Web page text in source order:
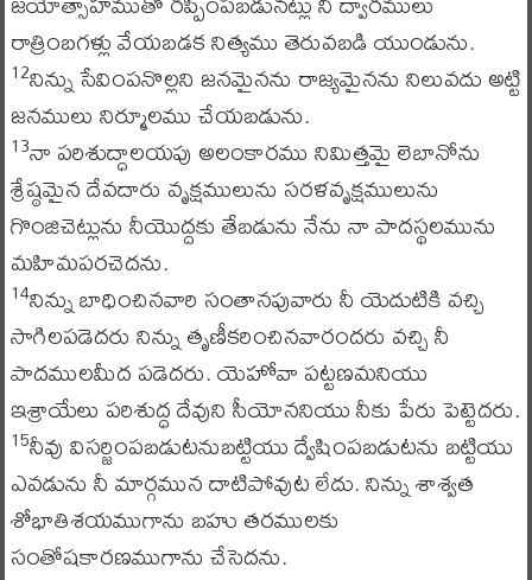
రాత్రింబగళ్లు వేయబడక నిత్యము తెరువబడి యుండును.
12నిన్ను సేవింపనొల్లని జనమైనను రాజ్యమైనను నిలువదు అట్టి
జనములు నిర్మూలము చేయబడును.
13నా పరిశుద్ధాలయపు అలంకారము నిమిత్తమై లెబానోను
శ్రేష్ఠమైన దేవదారు వృక్షములును సరళవృక్షములును
గొంజిచెట్లును నీయొద్దకు తేబడును నేను నా పాదస్థలమును
మహిమపరచెదను.
14నిన్ను బాధించినవారి సంతానపువారు నీ యెదుటికి వచ్చి
సాగిలపడెదరు నిన్ను తృణీకరించినవారందరు వచ్చి నీ
పాదములమీద పడెదరు. యెహోవా పట్టణమనియు
ఇశ్రాయేలు పరిశుద్ధ దేవుని సీయోననియు నీకు పేరు పెట్టెదరు.
15నీవు విసర్జింపబడుటనుబట్టియు ద్వేషింపబడుటను బట్టియు
ఎవడును నీ మార్గమున దాటిపోవుట లేదు. నిన్ను శాశ్వత
శోభాతిశయముగాను బహు తరములకు
సంతోషకారణముగాను చేసెదను.